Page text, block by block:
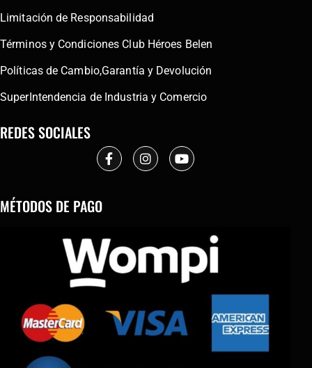
Limitación de Responsabilidad
Términos y Condiciones Club Héroes Belen
Políticas de Cambio,Garantía y Devolución
SuperIntendencia de Industria y Comercio
REDES SOCIALES
MÉTODOS DE PAGO